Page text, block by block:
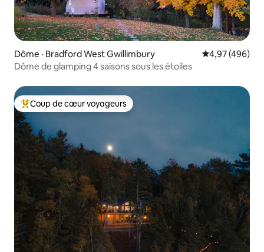
Dôme · Bradford West Gwillimbury Note
4,97 (496)
Dôme de glamping 4 saisons sous les étoiles
Coup de cœur voyageurs parmi les plus aimés
Coup de cœur voyageurs